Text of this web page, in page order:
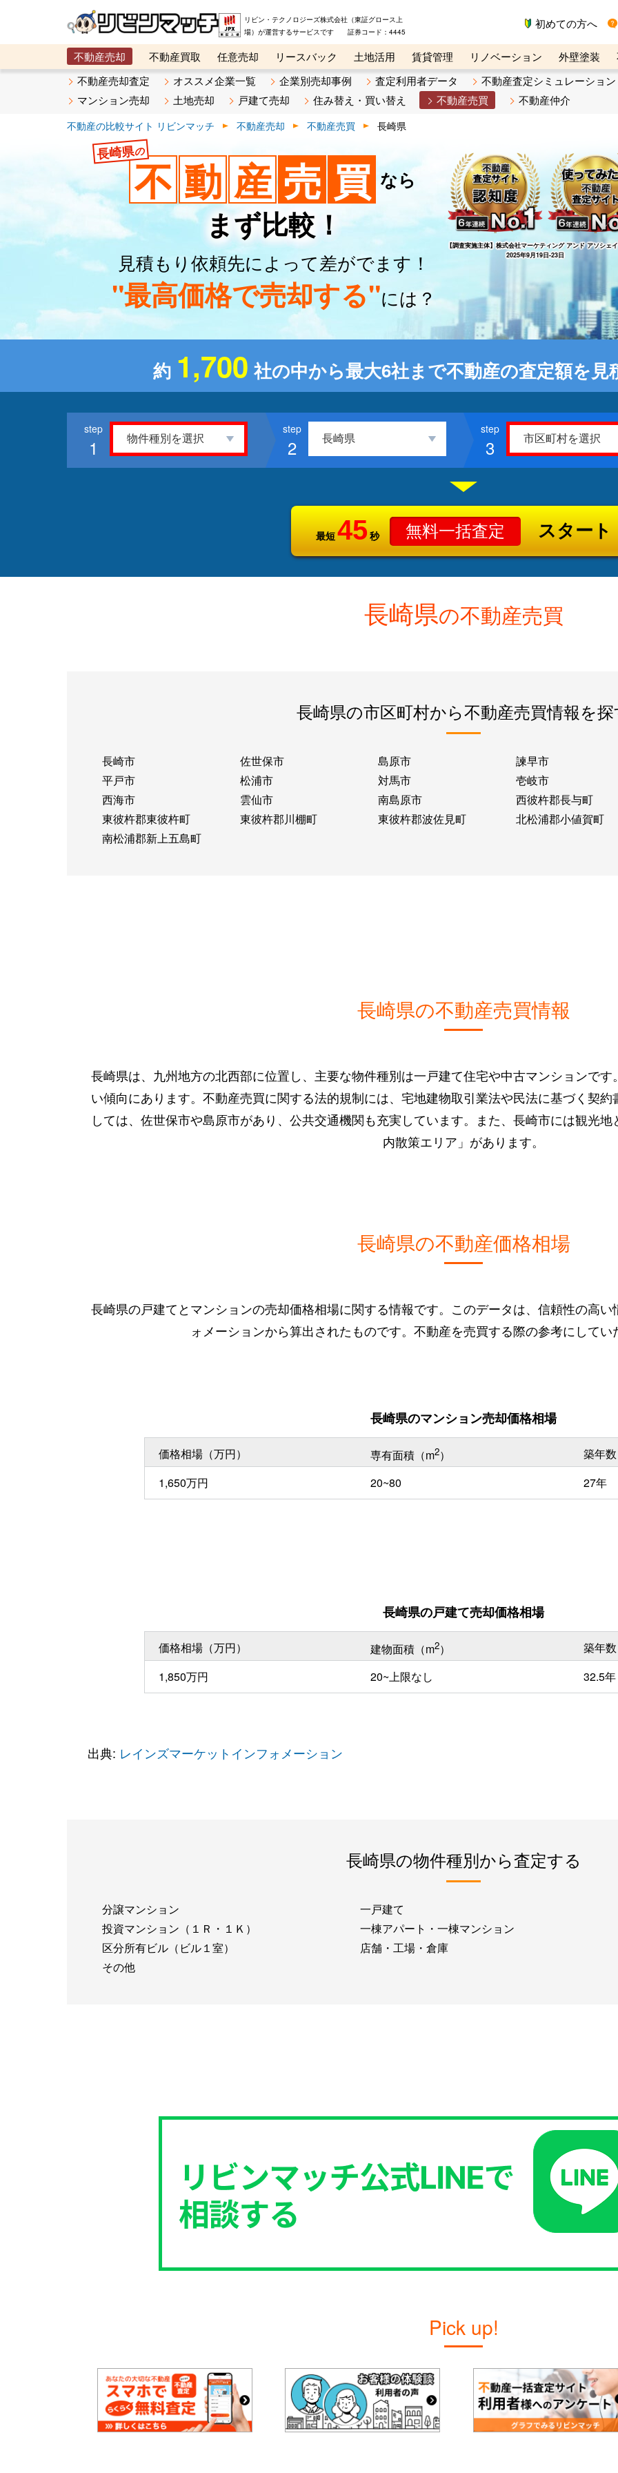
リビン・テクノロジーズ株式会社（東証グロース上
場）が運営するサービスです 証券コード：4445
初めての方へ
不動産売却 不動産買取 任意売却 リースバック 土地活用 賃貸管理 リノベーション 外壁塗装
メタ住宅展示場
ベスト不動産カンパニー オンライン講座 リビンマガジンBiz 不動産売却ご相談デスク
不動産売却査定 オススメ企業一覧 企業別売却事例 査定利用者データ
不動産査定シミュレーション
マンション売却
土地売却 戸建て売却 住み替え・買い替え 不動産売買 不動産仲介
不動産の比較サイト リビンマッチ 不動産売却 不動産売買 長崎県
長崎県の
不 動 産 売 買 なら
まず比較！
見積もり依頼先によって差がでます！
"最高価格で売却する"には？
【調査実施主体】株式会社マーケティング アンド アソシェ
2025年9月19日-23日
約 1,700 社の中から最大6社まで不動産の査定額を
1 2 3
最短45 秒 無料一括査定 スタート
長崎県の不動産売買
長崎県の市区町村から不動産売買情報を
長崎市 佐世保市 島原市
諫早市
平戸市
松浦市 対馬市
壱岐市
西海市
雲仙市 南島原市
西彼杵郡長与町
東彼杵郡東彼杵町
東彼杵郡川棚町 東彼杵郡波佐見町
北松浦郡小値賀町
南松浦郡新上五島町
長崎県の不動産売買情報
長崎県は、九州地方の北西部に位置し、主要な物件種別は一戸建て住宅や中古マンションで
い傾向にあります。不動産売買に関する法的規制には、宅地建物取引業法や民法に基づく契
しては、佐世保市や島原市があり、公共交通機関も充実しています。また、長崎市には観光
内散策エリア」があります。
長崎県の不動産価格相場
長崎県の戸建てとマンションの売却価格相場に関する情報です。このデータは、信頼性の高
ォメーションから算出されたものです。不動産を売買する際の参考にして
長崎県のマンション売却価格相場
価格相場（万円） 専有面積（m2）
築年
1,650万円
20~80 27年
長崎県の戸建て売却価格相場
価格相場（万円） 建物面積（m2）
築年
1,850万円
20~上限なし 32.5年
出典: レインズマーケットインフォメーション
長崎県の物件種別から査定する
分譲マンション
一戸建て
投資マンション（１Ｒ・１Ｋ）
一棟アパート・一棟マンション
区分所有ビル（ビル１室）
店舗・工場・倉庫
その他
Pick up!